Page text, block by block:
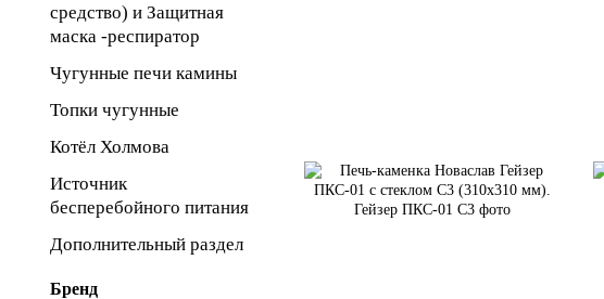
средство) и Защитная
маска -респиратор
Чугунные печи камины
Топки чугунные
Котёл Холмова
Источник
бесперебойного питания
Дополнительный раздел
Бренд